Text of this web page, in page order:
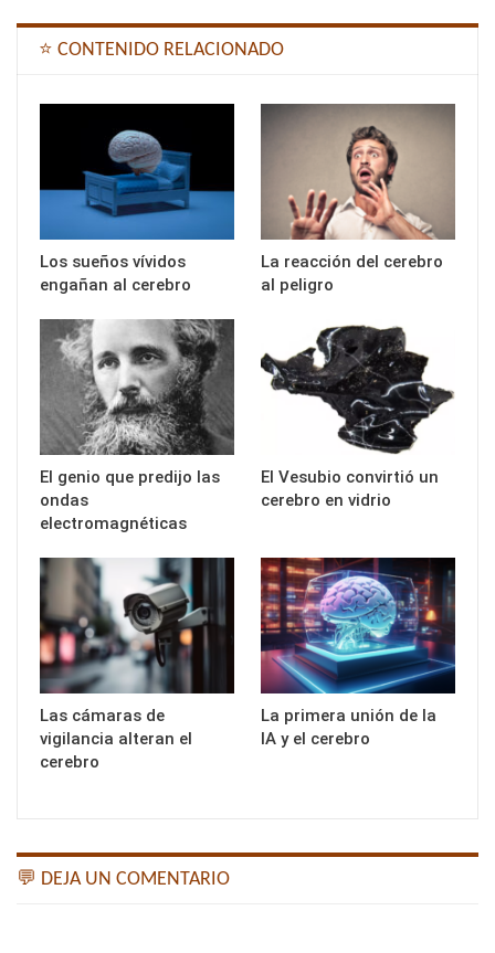
⭐ CONTENIDO RELACIONADO
Los sueños vívidos
engañan al cerebro
La reacción del cerebro
al peligro
El genio que predijo las
ondas
electromagnéticas
El Vesubio convirtió un
cerebro en vidrio
Las cámaras de
vigilancia alteran el
cerebro
La primera unión de la
IA y el cerebro
💬 DEJA UN COMENTARIO